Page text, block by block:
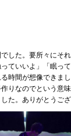
した。要所々にそ
ていいよ」「眠っ
時間が想像できま
りなのでという意
た。ありがとうござ